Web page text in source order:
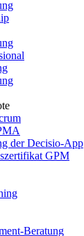
der Decisio-App
GPM
Beratung